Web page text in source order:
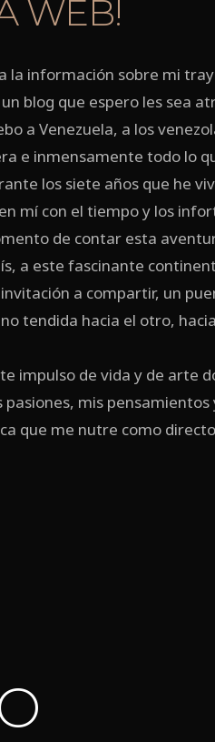
WEB!
la información sobre mi
blog que espero les sea
a Venezuela, a los
e inmensamente todo lo
los siete años que he
mí con el tiempo y los
de contar esta
a este fascinante
a compartir, un
tendida hacia el otro,
impulso de vida y de arte
mis pensamientos
que me nutre como